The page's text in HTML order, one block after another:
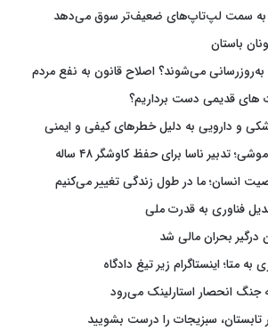
را به سمت لپ‌تاپ‌های ضعیف‌تر سوق می‌دهد
باستان
به‌روزرسانی می‌شوند؟ اصلاح قانون به نفع مردم
های قدیمی دست برداریم؟
انسان؛ ما در طول زندگی تغییر می‌کنیم
فناوری به قدرت ملی
درگیر بحران مالی شد
تابستان، سبزیجات را درست بشویید